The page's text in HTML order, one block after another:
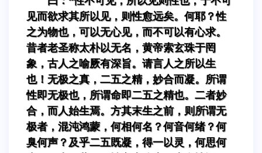
见而欲求其所以见，则性愈远矣。何耶？性
之为物也，可以无心见，而不可以有心求。
昔者老圣称太朴以无名，黄帝索玄珠于罔
象，古人之喻厥有深旨。请言人之所以生
也！无极之真，二五之精，妙合而凝。所谓
性即无极也，所谓命即二五之精也。二者妙
合，而人始生焉。方其末生之前，则所谓无
极者，混沌鸿蒙，何相何名？何音何绪？何
臭何声？及乎二五既凝，得一以灵，何思何